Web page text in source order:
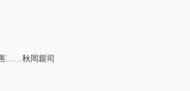
……秋岡親司